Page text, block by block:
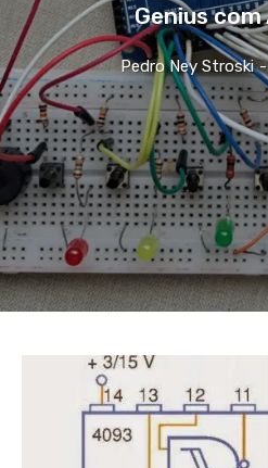
Genius
Pedro Ney Stroski -